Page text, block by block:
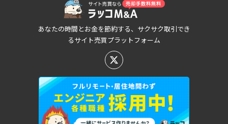
あなたの時間とお金を節約する、サクサク取引でき
るサイト売買プラットフォーム